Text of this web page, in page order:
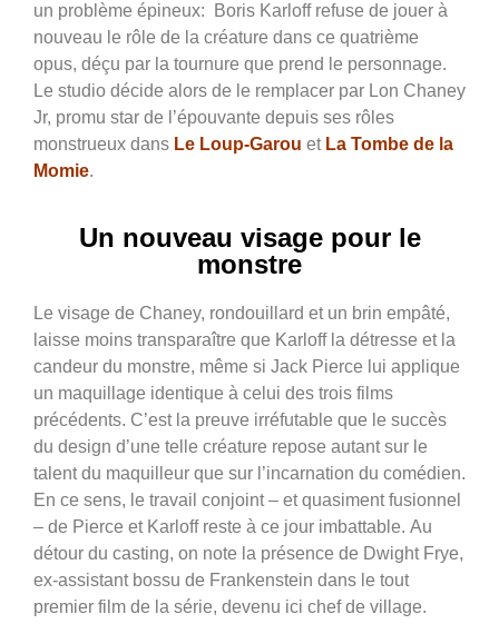
un problème épineux: Boris Karloff refuse de jouer à
nouveau le rôle de la créature dans ce quatrième
opus, déçu par la tournure que prend le personnage.
Le studio décide alors de le remplacer par Lon Chaney
Jr, promu star de l’épouvante depuis ses rôles
monstrueux dans Le Loup-Garou et La Tombe de la
Momie.
Un nouveau visage pour le
monstre
Le visage de Chaney, rondouillard et un brin empâté,
laisse moins transparaître que Karloff la détresse et la
candeur du monstre, même si Jack Pierce lui applique
un maquillage identique à celui des trois films
précédents. C’est la preuve irréfutable que le succès
du design d’une telle créature repose autant sur le
talent du maquilleur que sur l’incarnation du comédien.
En ce sens, le travail conjoint – et quasiment fusionnel
– de Pierce et Karloff reste à ce jour imbattable. Au
détour du casting, on note la présence de Dwight Frye,
ex-assistant bossu de Frankenstein dans le tout
premier film de la série, devenu ici chef de village.